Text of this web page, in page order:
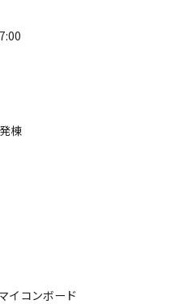
棟
イコンボード